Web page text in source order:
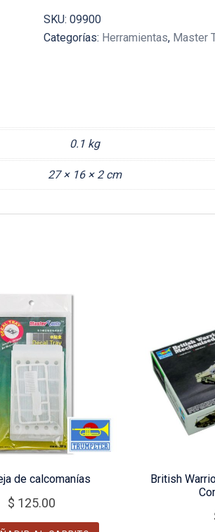
SKU: 09900
Categorías: Herramientas, Master
0.1 kg
27 × 16 × 2 cm
de calcomanías
$ 125.00
British